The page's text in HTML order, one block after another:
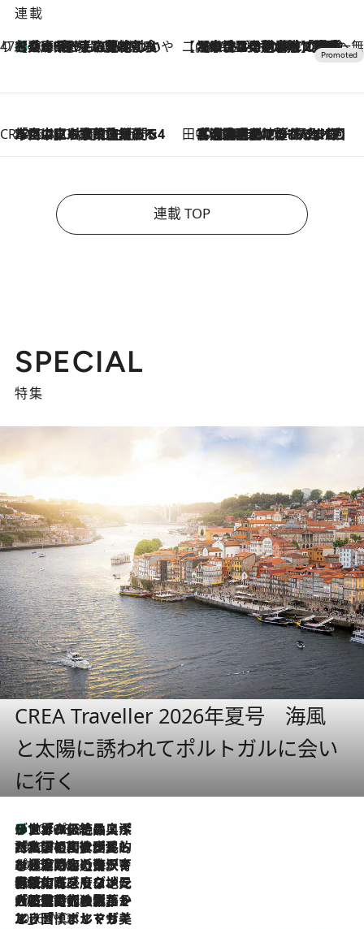
連載
47都道府県の手みやげ ひんやりスイーツで夏を満喫
2026.8.8
【兵庫県】この夏絶対食べたい 冷やしておいしいおやつ3選 淡路島の恵みをジェラートに集約 【CREA×星野リゾート】唯一無二。癒しと発見が待つ場所へ
2026.8.7
【トンボの足水浴】ヒノキの香りに包まれて涼感マックス！約13℃の湧水かけ流しを避暑地「星野温泉 トンボの湯」で体験
CREA'S CHOICE
2026.8.7
「立川にも歌舞伎があるんだよ」 片岡仁左衛門・市川中車ら豪華座組みで4年目の立川立飛歌舞伎へ 田中稲の勝手に再ブーム
2026.8.7
「湘南乃風に憧れて」観客大盛上がりの“タオル回し”に、ラッパー顔負けの高速歌唱まで…さだまさし（74）のアグレッシブすぎる現在地
連載 TOP
SPECIAL
特集
CREA Traveller 2026年夏号 海風
と太陽に誘われてポルトガルに会い
に行く
2026.8.8
リスボンの絶品スイーツ「パステル・デ・ナタ」とは？ポルトガル伝統の奥深い世界へ
2026.7.27
「私の祖国はポルトガル語です」国民的詩人フェルナンド・ペソアと、彼が愛した文学の街を歩く
2026.7.26
ポルトガル近海が育む極上の海の幸。キリリと冷えた白ワインと愉しむ、シーフード専門店の贅沢
2026.7.22
伝統の味をモダンに昇華。高感度な地元客が集う、リスボンの最旬ガストロノミー
2026.7.21
大航海時代の栄華から、震災、独裁、そして革命へ。ポルトガル・首都リスボンの石畳に刻まれた「歴史の光と影」
2026.7.13
エッセイ・ヤマザキマリ「慎ましくも美しき国 ポルトガル」